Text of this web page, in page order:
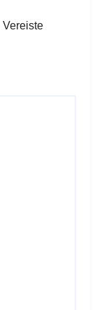
Vereiste